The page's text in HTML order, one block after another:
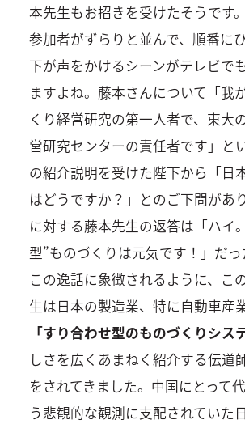
本先生もお招きを受けたそうです
参加者がずらりと並んで、順番に
下が声をかけるシーンがテレビで
ますよね。藤本さんについて「我
くり経営研究の第一人者で、東大
営研究センターの責任者です」と
の紹介説明を受けた陛下から「日
はどうですか？」とのご下問があ
に対する藤本先生の返答は「ハイ
型”ものづくりは元気です！」だっ
この逸話に象徴されるように、こ
生は日本の製造業、特に自動車産
「すり合わせ型のものづくりシス
しさを広くあまねく紹介する伝道
をされてきました。中国にとって
う悲観的な観測に支配されていた